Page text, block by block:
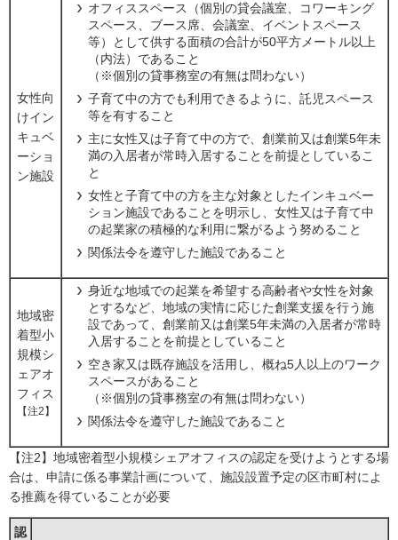
女性向
けイン
キュベ
ーショ
ン施設
オフィススペース（個別の貸会議室、コワーキング
スペース、ブース席、会議室、イベントスペース
等）として供する面積の合計が50平方メートル以上
（内法）であること
（※個別の貸事務室の有無は問わない）
子育て中の方でも利用できるように、託児スペース
等を有すること
主に女性又は子育て中の方で、創業前又は創業5年未
満の入居者が常時入居することを前提としているこ
と
女性と子育て中の方を主な対象としたインキュベー
ション施設であることを明示し、女性又は子育て中
の起業家の積極的な利用に繋がるよう努めること
関係法令を遵守した施設であること
地域密
着型小
規模シ
ェアオ
フィス
【注2】
身近な地域での起業を希望する高齢者や女性を対象
とするなど、地域の実情に応じた創業支援を行う施
設であって、創業前又は創業5年未満の入居者が常時
入居することを前提としていること
空き家又は既存施設を活用し、概ね5人以上のワーク
スペースがあること
（※個別の貸事務室の有無は問わない）
関係法令を遵守した施設であること
【注2】地域密着型小規模シェアオフィスの認定を受けようとする場
合は、申請に係る事業計画について、施設設置予定の区市町村によ
る推薦を得ていることが必要
認